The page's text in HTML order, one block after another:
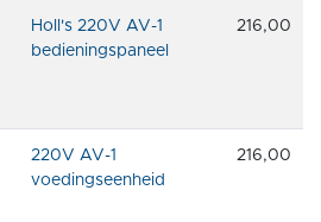
Holl's 220V AV-1
bedieningspaneel
216,00
220V AV-1
voedingseenheid
216,00